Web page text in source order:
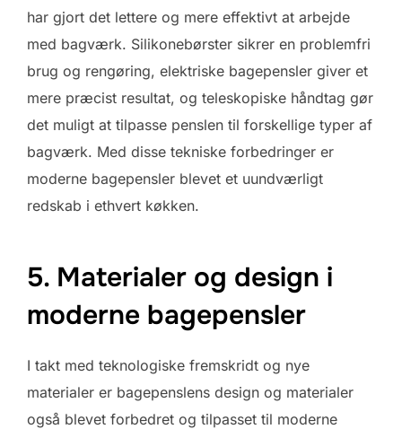
har gjort det lettere og mere effektivt at arbejde
med bagværk. Silikonebørster sikrer en problemfri
brug og rengøring, elektriske bagepensler giver et
mere præcist resultat, og teleskopiske håndtag gør
det muligt at tilpasse penslen til forskellige typer af
bagværk. Med disse tekniske forbedringer er
moderne bagepensler blevet et uundværligt
redskab i ethvert køkken.
5. Materialer og design i
moderne bagepensler
I takt med teknologiske fremskridt og nye
materialer er bagepenslens design og materialer
også blevet forbedret og tilpasset til moderne